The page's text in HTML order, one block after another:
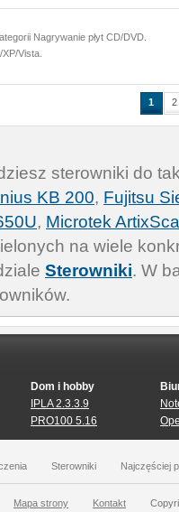
Nagrywanie płyt CD/DVD.
Vista.
1 2
sterowniki do
KB 200, Fujitsu
, Microtek
na wiele
Sterowniki. W
Dom i hobby
IPLA 2.3.3.9
PRO100 5.16
Sterowniki Najczęściej
Mapa strony Kontakt